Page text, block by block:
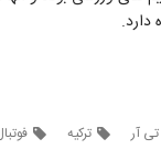
دارد.
آر ترکیه